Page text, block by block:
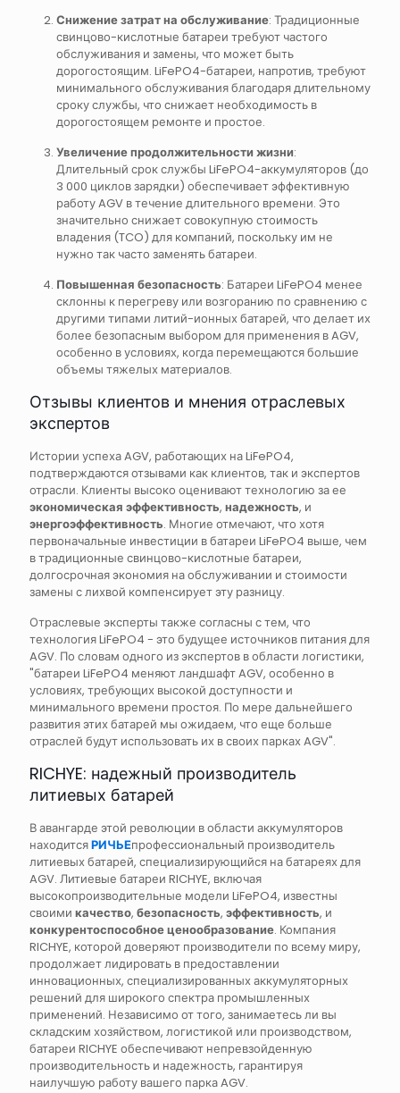
Снижение затрат на обслуживание: Традиционные
свинцово-кислотные батареи требуют частого
обслуживания и замены, что может быть
дорогостоящим. LiFePO4-батареи, напротив, требуют
минимального обслуживания благодаря длительному
сроку службы, что снижает необходимость в
дорогостоящем ремонте и простое.
Увеличение продолжительности жизни:
Длительный срок службы LiFePO4-аккумуляторов (до
3 000 циклов зарядки) обеспечивает эффективную
работу AGV в течение длительного времени. Это
значительно снижает совокупную стоимость
владения (TCO) для компаний, поскольку им не
нужно так часто заменять батареи.
Повышенная безопасность: Батареи LiFePO4 менее
склонны к перегреву или возгоранию по сравнению с
другими типами литий-ионных батарей, что делает их
более безопасным выбором для применения в AGV,
особенно в условиях, когда перемещаются большие
объемы тяжелых материалов.
Отзывы клиентов и мнения отраслевых
экспертов
Истории успеха AGV, работающих на LiFePO4,
подтверждаются отзывами как клиентов, так и экспертов
отрасли. Клиенты высоко оценивают технологию за ее
экономическая эффективность, надежность, и
энергоэффективность. Многие отмечают, что хотя
первоначальные инвестиции в батареи LiFePO4 выше, чем
в традиционные свинцово-кислотные батареи,
долгосрочная экономия на обслуживании и стоимости
замены с лихвой компенсирует эту разницу.
Отраслевые эксперты также согласны с тем, что
технология LiFePO4 - это будущее источников питания для
AGV. По словам одного из экспертов в области логистики,
"батареи LiFePO4 меняют ландшафт AGV, особенно в
условиях, требующих высокой доступности и
минимального времени простоя. По мере дальнейшего
развития этих батарей мы ожидаем, что еще больше
отраслей будут использовать их в своих парках AGV".
RICHYE: надежный производитель
литиевых батарей
В авангарде этой революции в области аккумуляторов
находитсяРИЧЬЕпрофессиональный производитель
литиевых батарей, специализирующийся на батареях для
AGV. Литиевые батареи RICHYE, включая
высокопроизводительные модели LiFePO4, известны
своими качество, безопасность, эффективность, и
конкурентоспособное ценообразование. Компания
RICHYE, которой доверяют производители по всему миру,
продолжает лидировать в предоставлении
инновационных, специализированных аккумуляторных
решений для широкого спектра промышленных
применений. Независимо от того, занимаетесь ли вы
складским хозяйством, логистикой или производством,
батареи RICHYE обеспечивают непревзойденную
производительность и надежность, гарантируя
наилучшую работу вашего парка AGV.